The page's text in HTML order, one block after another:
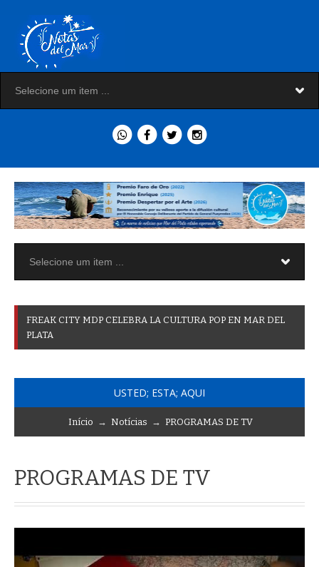
FREAK CITY MDP CELEBRA LA CULTURA POP EN MAR DEL
PLATA
USTED; ESTA; AQUI
Início → Notícias → PROGRAMAS DE TV
PROGRAMAS DE TV